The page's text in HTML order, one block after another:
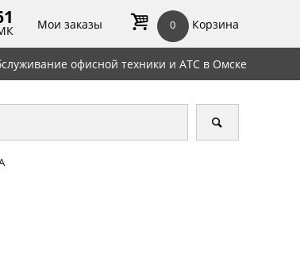
Мои заказы 0 Корзина
офисной техники и АТС в Омске